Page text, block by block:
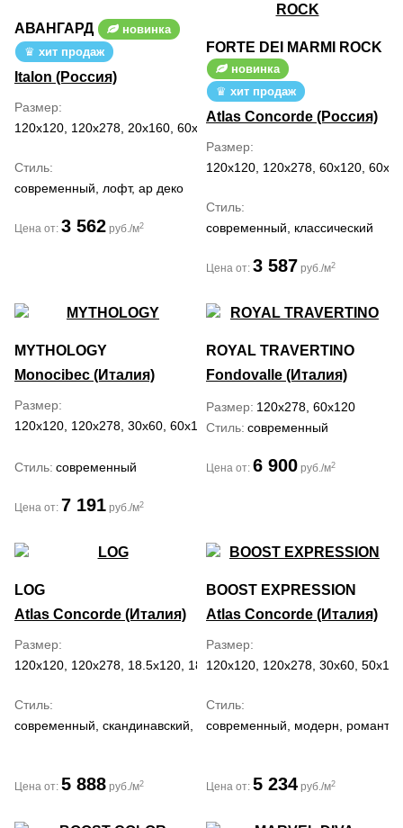
АВАНГАРД
новинка
хит продаж
Italon (Россия)
Размер
120x120, 120x278, 20x160, 60x120, 80x160
Стиль
современный, лофт, ар деко
Цена от: 3 562 руб./м2
FORTE DEI MARMI ROCK
новинка
хит продаж
Atlas Concorde (Россия)
Размер
120x120, 120x278, 60x120,
Стиль
современный, классический
Цена от: 3 587 руб./м2
MYTHOLOGY
Monocibec (Италия)
Размер
120x120, 120x278, 30x60, 60x120, 60x60, 80x80
Стиль современный
Цена от: 7 191 руб./м2
ROYAL TRAVERTINO
Fondovalle (Италия)
Размер 120x278, 60x120
Стиль современный
Цена от: 6 900 руб./м2
LOG
Atlas Concorde (Италия)
Размер
120x120, 120x278, 18.5x120, 18.5x150, 20x120, 20x180, 30x120,
Стиль
современный, скандинавский, кантри
Цена от: 5 888 руб./м2
BOOST EXPRESSION
Atlas Concorde (Италия)
Размер
120x120, 120x278, 30x60,
Стиль
современный, модерн,
Цена от: 5 234 руб./м2